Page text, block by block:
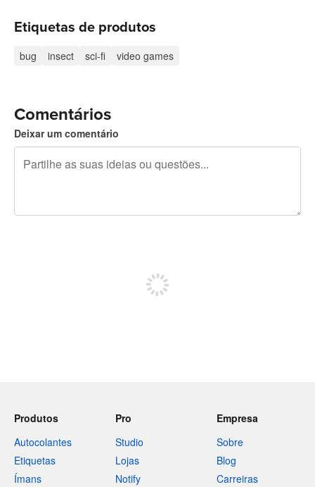
Etiquetas de produtos
bug insect sci-fi video games
Comentários
Deixar um comentário
Produtos
Autocolantes
Etiquetas
Ímans
Pro
Studio
Lojas
Notify
Empresa
Sobre
Blog
Carreiras